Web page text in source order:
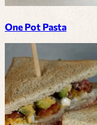
One Pot Pasta